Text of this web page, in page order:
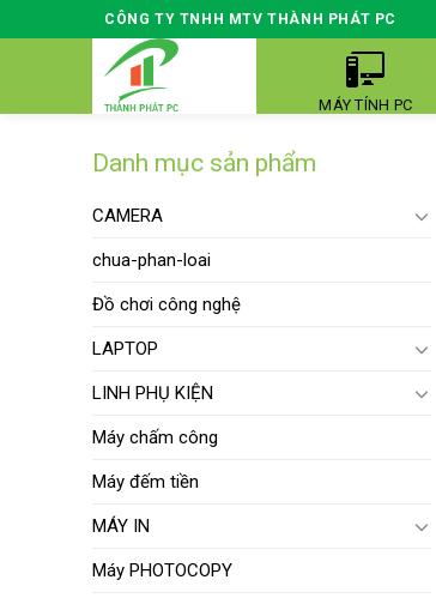
to
CÔNG TY TNHH MTV THÀNH PHÁT PC
MÁY TÍNH PC
Danh mục sản phẩm
CAMERA
chua-phan-loai
Đồ chơi công nghệ
LAPTOP
LINH PHỤ KIỆN
Máy chấm công
Máy đếm tiền
MÁY IN
Máy PHOTOCOPY